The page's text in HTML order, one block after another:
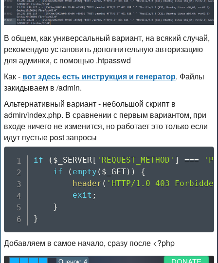
В общем, как универсальный вариант, на всякий случай,
рекомендую установить дополнительную авторизацию
для админки, с помощью .htpasswd
Как - вот здесь есть инструкция и генератор. Файлы
закидываем в /admin.
Альтернативный вариант - небольшой скрипт в
admin/index.php. В сравнении с первым вариантом, при
входе ничего не изменится, но работает это только если
идут пустые post запросы
if ( $_SERVER [ 'REQUEST_METHOD' ] ===
if
( empty ( $_GET) )
{
header ( 'HTTP/1.0 403
exit ;
}
}
Добавляем в самое начало, сразу после <?php
Оценок: 4